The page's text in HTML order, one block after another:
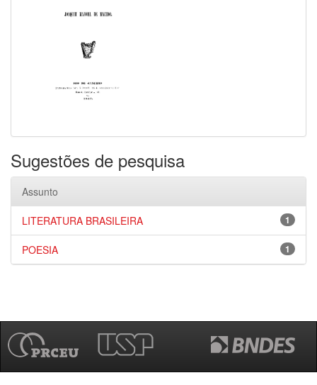
Sugestões de pesquisa
Assunto
1
LITERATURA BRASILEIRA
1
POESIA